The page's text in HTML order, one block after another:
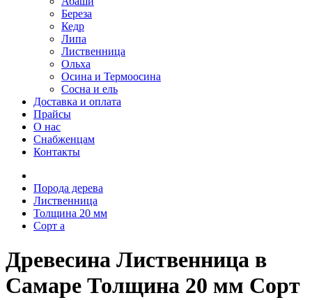
Береза
Кедр
Липа
Лиственница
Ольха
Осина и Термоосина
Сосна и ель
Доставка и оплата
Прайсы
О нас
Снабженцам
Контакты
Порода дерева
Лиственница
Толщина 20 мм
Сорт а
Древесина Лиственница в
Самаре Толщина 20 мм Сорт